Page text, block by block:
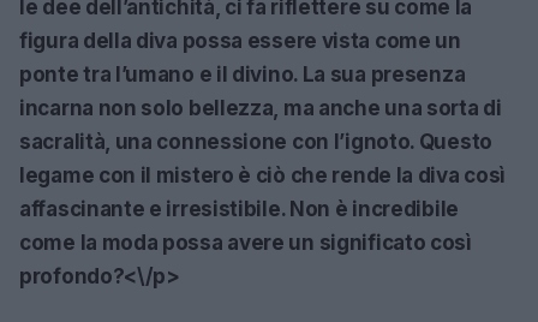
le dee dell’antichità, ci fa riflettere su come la
figura della diva possa essere vista come un
ponte tra l’umano e il divino. La sua presenza
incarna non solo bellezza, ma anche una sorta di
sacralità, una connessione con l’ignoto. Questo
legame con il mistero è ciò che rende la diva così
affascinante e irresistibile. Non è incredibile
come la moda possa avere un significato così
profondo?<\/p>